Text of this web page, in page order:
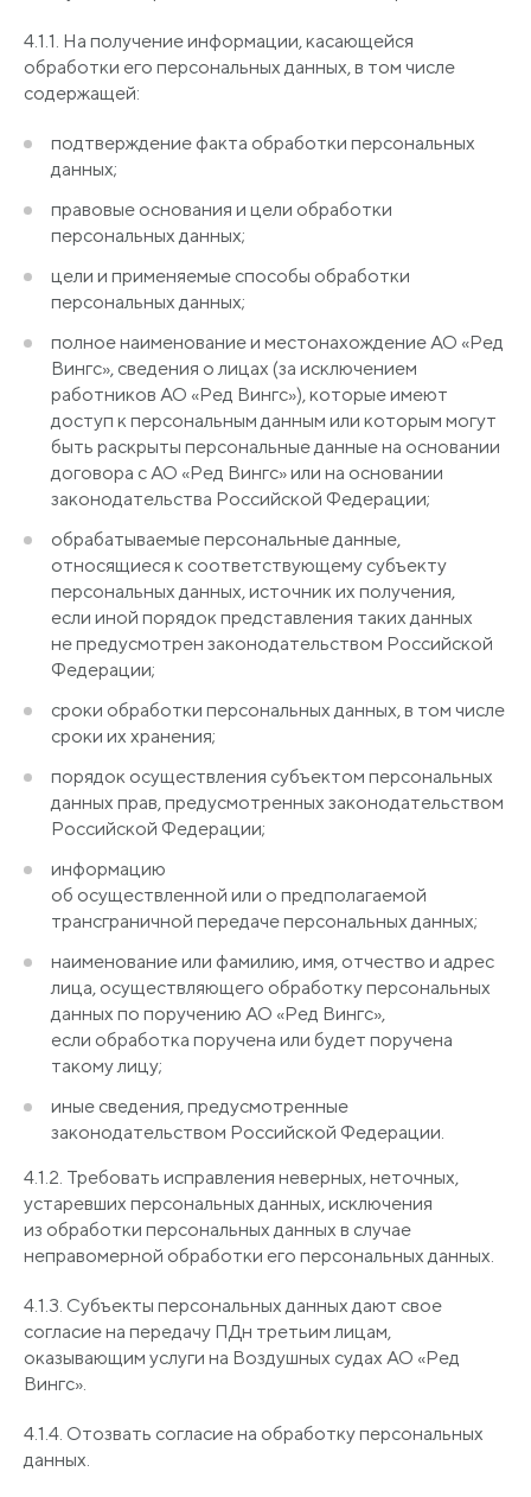
4.1.1. На получение информации, касающейся
обработки его персональных данных, в том числе
содержащей:
подтверждение факта обработки персональных
данных;
правовые основания и цели обработки
персональных данных;
цели и применяемые способы обработки
персональных данных;
полное наименование и местонахождение АО «Ред
Вингс», сведения о лицах (за исключением
работников АО «Ред Вингс»), которые имеют
доступ к персональным данным или которым могут
быть раскрыты персональные данные на основании
договора с АО «Ред Вингс» или на основании
законодательства Российской Федерации;
обрабатываемые персональные данные,
относящиеся к соответствующему субъекту
персональных данных, источник их получения,
если иной порядок представления таких данных
не предусмотрен законодательством Российской
Федерации;
сроки обработки персональных данных, в том числе
сроки их хранения;
порядок осуществления субъектом персональных
данных прав, предусмотренных законодательством
Российской Федерации;
информацию
об осуществленной или о предполагаемой
трансграничной передаче персональных данных;
наименование или фамилию, имя, отчество и адрес
лица, осуществляющего обработку персональных
данных по поручению АО «Ред Вингс»,
если обработка поручена или будет поручена
такому лицу;
иные сведения, предусмотренные
законодательством Российской Федерации.
4.1.2. Требовать исправления неверных, неточных,
устаревших персональных данных, исключения
из обработки персональных данных в случае
неправомерной обработки его персональных данных.
4.1.3. Субъекты персональных данных дают свое
согласие на передачу ПДн третьим лицам,
оказывающим услуги на Воздушных судах АО «Ред
Вингс».
4.1.4. Отозвать согласие на обработку персональных
данных.